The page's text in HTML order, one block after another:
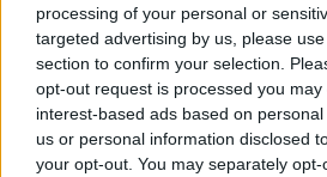
processing of your personal or
targeted advertising by us, please
section to confirm your selection.
opt-out request is processed you may
interest-based ads based on
us or personal information disclosed
your opt-out. You may separately
per la prima volta itinerari
portico di San Luca: da
rubriche sui viaggi
promuove reportage su
porta con sé una mappa
bolognesi come